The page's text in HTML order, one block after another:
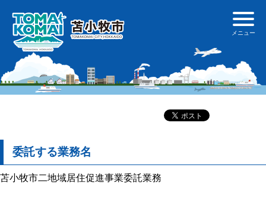
委託する業務名
苫小牧市二地域居住促進事業委託業務